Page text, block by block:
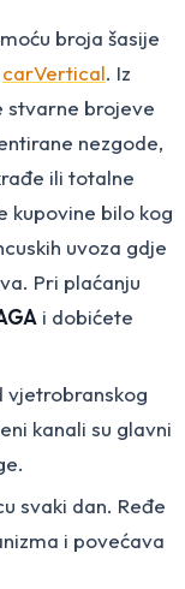
broja šasije
carVertical. Iz
stvarne brojeve
nezgode,
ili totalne
kupovine bilo kog
uvoza gdje
Pri plaćanju
i dobićete
vjetrobranskog
kanali su glavni
svaki dan. Ređe
i povećava